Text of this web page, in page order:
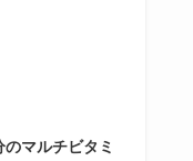
マルチビタミ